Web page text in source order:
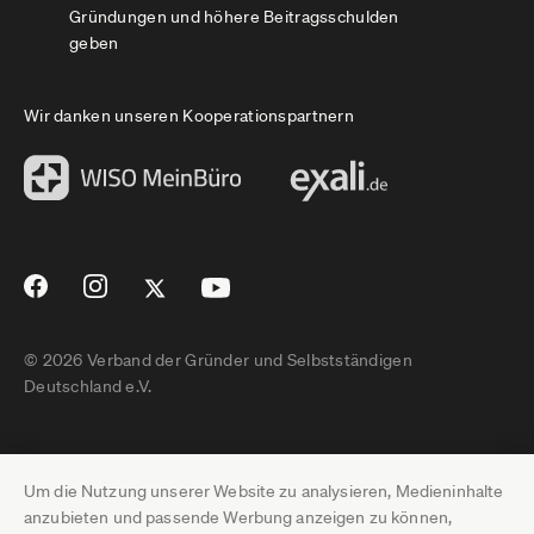
Um die Nutzung unserer Website zu analysieren, Medieninhalte
anzubieten und passende Werbung anzeigen zu können,
Gründungen und höhere Beitragsschulden
geben
Wir danken unseren Kooperationspartnern
© 2026 Verband der Gründer und Selbstständigen
Deutschland e.V.
Impressum
Datenschutz